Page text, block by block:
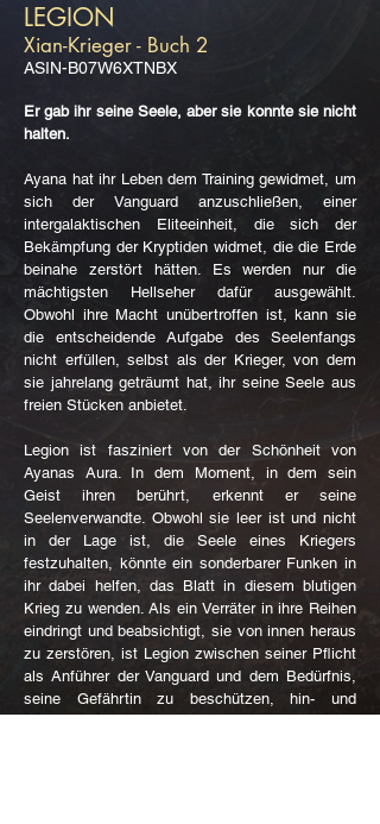
LEGION
Xian-Krieger - Buch 2
ASIN-B07W6XTNBX
Er gab ihr seine Seele, aber sie konnte sie nicht
halten.
Ayana hat ihr Leben dem Training gewidmet, um
sich der Vanguard anzuschließen, einer
intergalaktischen Eliteeinheit, die sich der
Bekämpfung der Kryptiden widmet, die die Erde
beinahe zerstört hätten. Es werden nur die
mächtigsten Hellseher dafür ausgewählt.
Obwohl ihre Macht unübertroffen ist, kann sie
die entscheidende Aufgabe des Seelenfangs
nicht erfüllen, selbst als der Krieger, von dem
sie jahrelang geträumt hat, ihr seine Seele aus
freien Stücken anbietet.
Legion ist fasziniert von der Schönheit von
Ayanas Aura. In dem Moment, in dem sein
Geist ihren berührt, erkennt er seine
Seelenverwandte. Obwohl sie leer ist und nicht
in der Lage ist, die Seele eines Kriegers
festzuhalten, könnte ein sonderbarer Funken in
ihr dabei helfen, das Blatt in diesem blutigen
Krieg zu wenden. Als ein Verräter in ihre Reihen
eindringt und beabsichtigt, sie von innen heraus
zu zerstören, ist Legion zwischen seiner Pflicht
als Anführer der Vanguard und dem Bedürfnis,
seine Gefährtin zu beschützen, hin- und